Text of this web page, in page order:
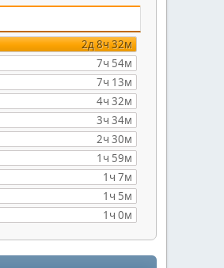
2д 8ч 32м
7ч 54м
7ч 13м
4ч 32м
3ч 34м
2ч 30м
1ч 59м
1ч 7м
1ч 5м
1ч 0м